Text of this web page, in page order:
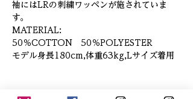
袖にはLRの刺繍ワッペンが施されていま
す。
MATERIAL:
50％COTTON 50％POLYESTER
モデル身長180cm,体重63kg,Lサイズ着用